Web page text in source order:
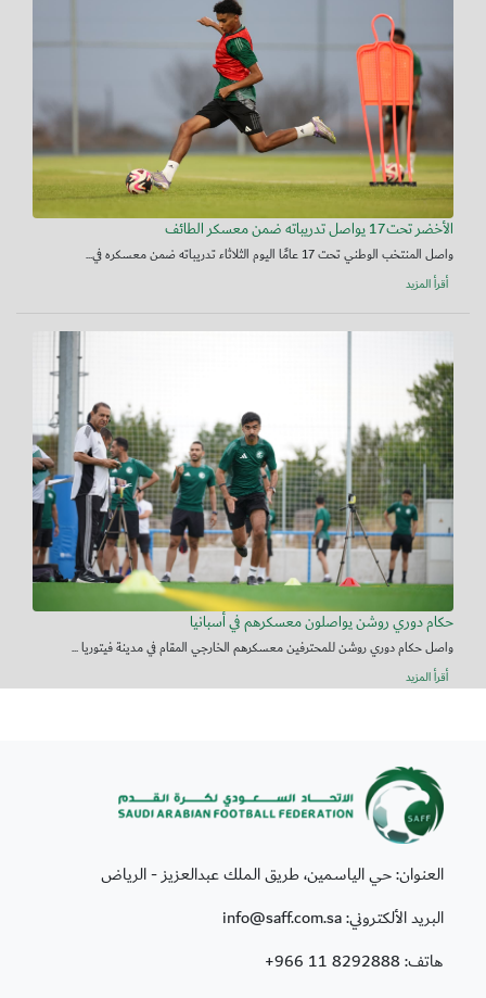
الأخضر تحت17 يواصل تدريباته ضمن معسكر الطائف
واصل المنتخب الوطني تحت 17 عامًا اليوم الثلاثاء تدريباته ضمن معسكره في...
أقرأ المزيد
حكام دوري روشن يواصلون معسكرهم في أسبانيا
واصل حكام دوري روشن للمحترفين معسكرهم الخارجي المقام في مدينة فيتوريا ...
أقرأ المزيد
العنوان: حي الياسمين، طريق الملك عبدالعزيز - الرياض
البريد الألكتروني: info@saff.com.sa
هاتف:+966 11 8292888